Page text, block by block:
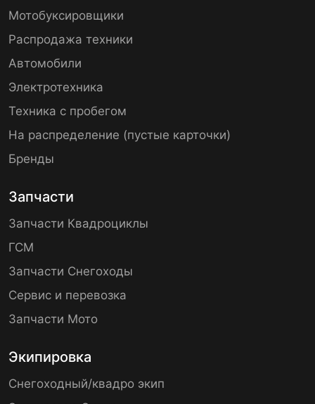
Мотобуксировщики
Распродажа техники
Автомобили
Электротехника
Техника с пробегом
На распределение (пустые карточки)
Бренды
Запчасти
Запчасти Квадроциклы
ГСМ
Запчасти Снегоходы
Сервис и перевозка
Запчасти Мото
Экипировка
Снегоходный/квадро экип